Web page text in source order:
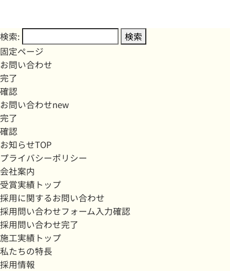
検索:
固定ページ
お問い合わせ
完了
確認
お問い合わせnew
完了
確認
お知らせTOP
プライバシーポリシー
会社案内
受賞実績トップ
採用に関するお問い合わせ
採用問い合わせフォーム入力確認
採用問い合わせ完了
施工実績トップ
私たちの特長
採用情報